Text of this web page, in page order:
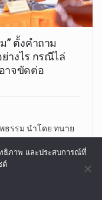
” ตั้งคำถาม
างไร กรณีไล่
าจขัดต่อ
ธรรม นำโดย ทนาย
.มส.รับคำแนะนำ
ธิภาพ และประสบการณ์ที่
ต์